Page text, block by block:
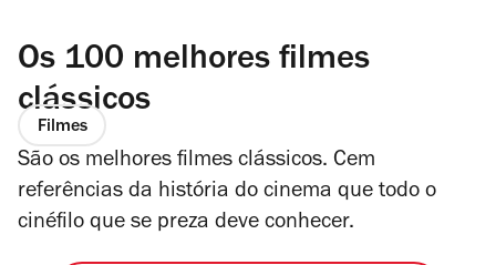
Os 100 melhores filmes
clássicos
Filmes
São os melhores filmes clássicos. Cem
referências da história do cinema que todo o
cinéfilo que se preza deve conhecer.